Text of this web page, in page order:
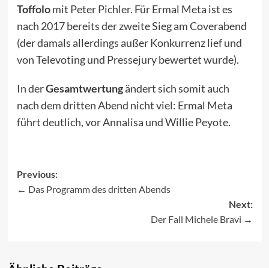
Toffolomit Peter Pichler. Für Ermal Meta ist es
nach 2017 bereits der zweite Sieg am Coverabend
(der damals allerdings außer Konkurrenz lief und
von Televoting und Pressejury bewertet wurde).
In derGesamtwertungändert sich somit auch
nach dem dritten Abend nicht viel: Ermal Meta
führt deutlich, vor Annalisa und Willie Peyote.
Post
Previous:
Das Programm des dritten Abends
Next:
Der Fall Michele Bravi